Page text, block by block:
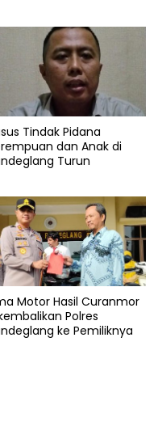
Tindak Pidana
dan Anak di
Turun
Motor Hasil Curanmor
Polres
ke Pemiliknya